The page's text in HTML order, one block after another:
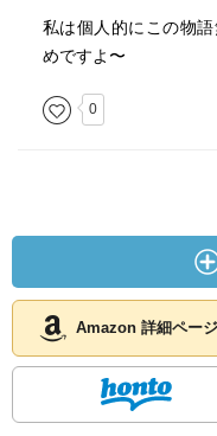
私は個人的にこの物
めですよ〜
0
Amazon 詳細ペー